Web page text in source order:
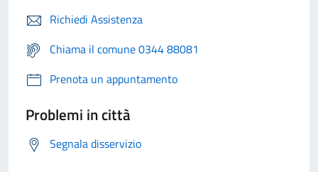
Richiedi Assistenza
Chiama il comune 0344 88081
Prenota un appuntamento
Problemi in città
Segnala disservizio